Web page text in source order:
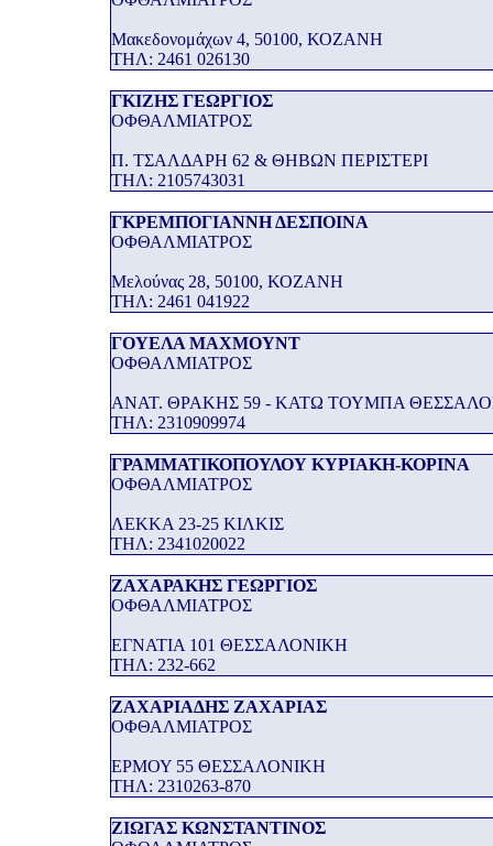
Μακεδονομάχων 4, 50100, ΚΟΖΑΝΗ
THΛ: 2461 026130
ΓΚΙΖΗΣ ΓΕΩΡΓΙΟΣ
ΟΦΘΑΛΜΙΑΤΡΟΣ
Π. ΤΣΑΛΔΑΡΗ 62 & ΘΗΒΩΝ ΠΕΡΙΣΤΕΡΙ
THΛ: 2105743031
ΓΚΡΕΜΠΟΓΙΑΝΝΗ ΔΕΣΠΟΙΝΑ
ΟΦΘΑΛΜΙΑΤΡΟΣ
Μελούνας 28, 50100, ΚΟΖΑΝΗ
THΛ: 2461 041922
ΓΟΥΕΛΑ ΜΑΧΜΟΥΝΤ
ΟΦΘΑΛΜΙΑΤΡΟΣ
ΑΝΑΤ. ΘΡΑΚΗΣ 59 - ΚΑΤΩ ΤΟΥΜΠΑ
THΛ: 2310909974
ΓΡΑΜΜΑΤΙΚΟΠΟΥΛΟΥ ΚΥΡΙΑΚΗ-ΚΟΡΙΝΑ
ΟΦΘΑΛΜΙΑΤΡΟΣ
ΛΕΚΚΑ 23-25 ΚΙΛΚΙΣ
THΛ: 2341020022
ΖΑΧΑΡΑΚΗΣ ΓΕΩΡΓΙΟΣ
ΟΦΘΑΛΜΙΑΤΡΟΣ
ΕΓΝΑΤΙΑ 101 ΘΕΣΣΑΛΟΝΙΚΗ
THΛ: 232-662
ΖΑΧΑΡΙΑΔΗΣ ΖΑΧΑΡΙΑΣ
ΟΦΘΑΛΜΙΑΤΡΟΣ
ΕΡΜΟΥ 55 ΘΕΣΣΑΛΟΝΙΚΗ
THΛ: 2310263-870
ΖΙΩΓΑΣ ΚΩΝΣΤΑΝΤΙΝΟΣ